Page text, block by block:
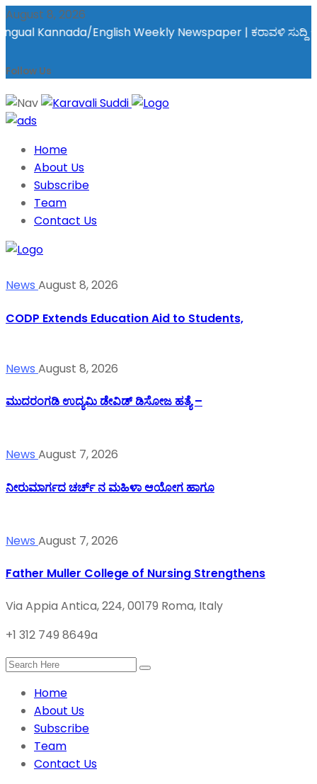
August 8, 2026
Kannada/English Weekly Newspaper | ಕರಾವಳಿ ಸುದ್ದಿ -
Follow Us
Home
About Us
Subscribe
Team
Contact Us
News August 8, 2026
CODP Extends Education Aid to Students,
News August 8, 2026
ಮುದರಂಗಡಿ ಉದ್ಯಮಿ ಡೇವಿಡ್ ಡಿಸೋಜ ಹತ್ಯೆ –
News August 7, 2026
ನೀರುಮಾರ್ಗದ ಚರ್ಚ್ ನ ಮಹಿಳಾ ಆಯೋಗ ಹಾಗೂ
News August 7, 2026
Father Muller College of Nursing Strengthens
Via Appia Antica, 224, 00179 Roma, Italy
+1 312 749 8649a
Home
About Us
Subscribe
Team
Contact Us